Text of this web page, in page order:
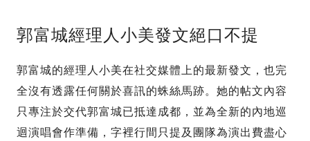
郭富城經理人小美發文絕口不提
郭富城的經理人小美在社交媒體上的最新發文，也完
全沒有透露任何關於喜訊的蛛絲馬跡。她的帖文內容
只專注於交代郭富城已抵達成都，並為全新的內地巡
迴演唱會作準備，字裡行間只提及團隊為演出費盡心